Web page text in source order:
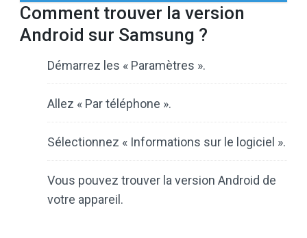
Comment trouver la version
Android sur Samsung ?
Démarrez les « Paramètres ».
Allez « Par téléphone ».
Sélectionnez « Informations sur le logiciel ».
Vous pouvez trouver la version Android de
votre appareil.